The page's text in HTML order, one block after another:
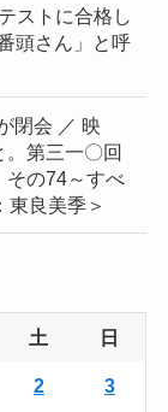
ストに合格し
頭さん」と呼
閉会 ／ 映
第三一〇回
その74～すべ
東良美季＞
土 日
2 3